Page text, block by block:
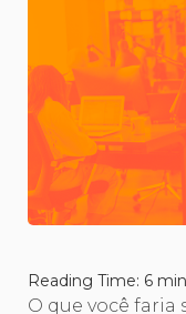
Reading Time: 6
O que você faria